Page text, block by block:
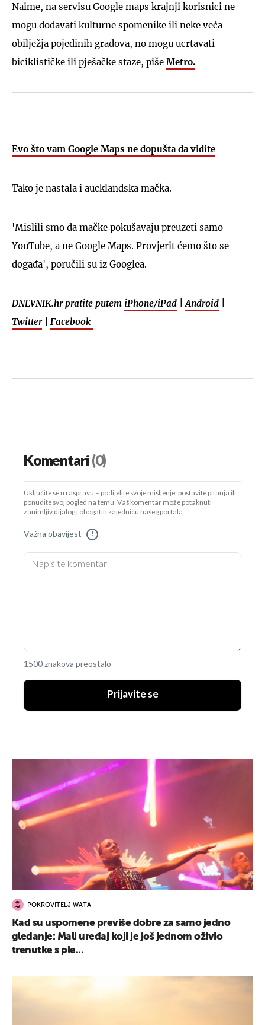
Naime, na servisu Google maps krajnji korisnici ne
mogu dodavati kulturne spomenike ili neke veća
obilježja pojedinih gradova, no mogu ucrtavati
biciklističke ili pješačke staze, piše Metro.
Evo što vam Google Maps ne dopušta da vidite
Tako je nastala i aucklandska mačka.
'Mislili smo da mačke pokušavaju preuzeti samo
YouTube, a ne Google Maps. Provjerit ćemo što se
događa', poručili su iz Googlea.
DNEVNIK.hr pratite putem iPhone/iPad Android
Twitter| Facebook
Komentari(0)
Uključite se u raspravu – podijelite svoje mišljenje, postavite pitanja ili
ponudite svoj pogled na temu. Vaš komentar može potaknuti
zanimljiv dijalog i obogatiti zajednicu našeg portala.
Važna obavijest !
1500 znakova preostalo
Prijavite se
POKROVITELJ WATA
Kad su uspomene previše dobre za samo jedno
gledanje: Mali uređaj koji je još jednom oživio
trenutke s ple...